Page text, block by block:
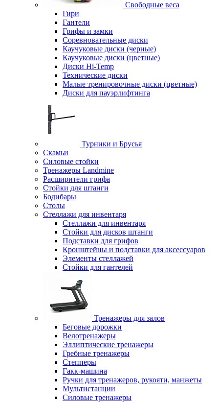
Свободные веса
Гири
Гантели
Грифы и замки
Соревновательные диски
Каучуковые диски (черные)
Каучуковые диски (цветные)
Диски Hi-Temp
Технические диски
Малые тренировочные диски (цветные)
Диски для пауэрлифтинга
Турники и Брусья
Скамьи
Силовые стойки
Тренажеры Landmine
Расширители грифа
Стойки для штанги
Бодибары
Столы
Стеллажи для инвентаря
Стеллажи для инвентаря
Стойки для дисков штанги
Подставки для грифов
Кронштейны и подставки для аксессуаров
Элементы стеллажей
Стойки для гантелей
Тренажеры для залов
Беговые дорожки
Велотренажеры
Эллиптические тренажеры
Гребные тренажеры
Степперы
Гакк-машина
Ручки для тренажеров, рукояти, манжеты
Мультистанции
Силовые тренажеры